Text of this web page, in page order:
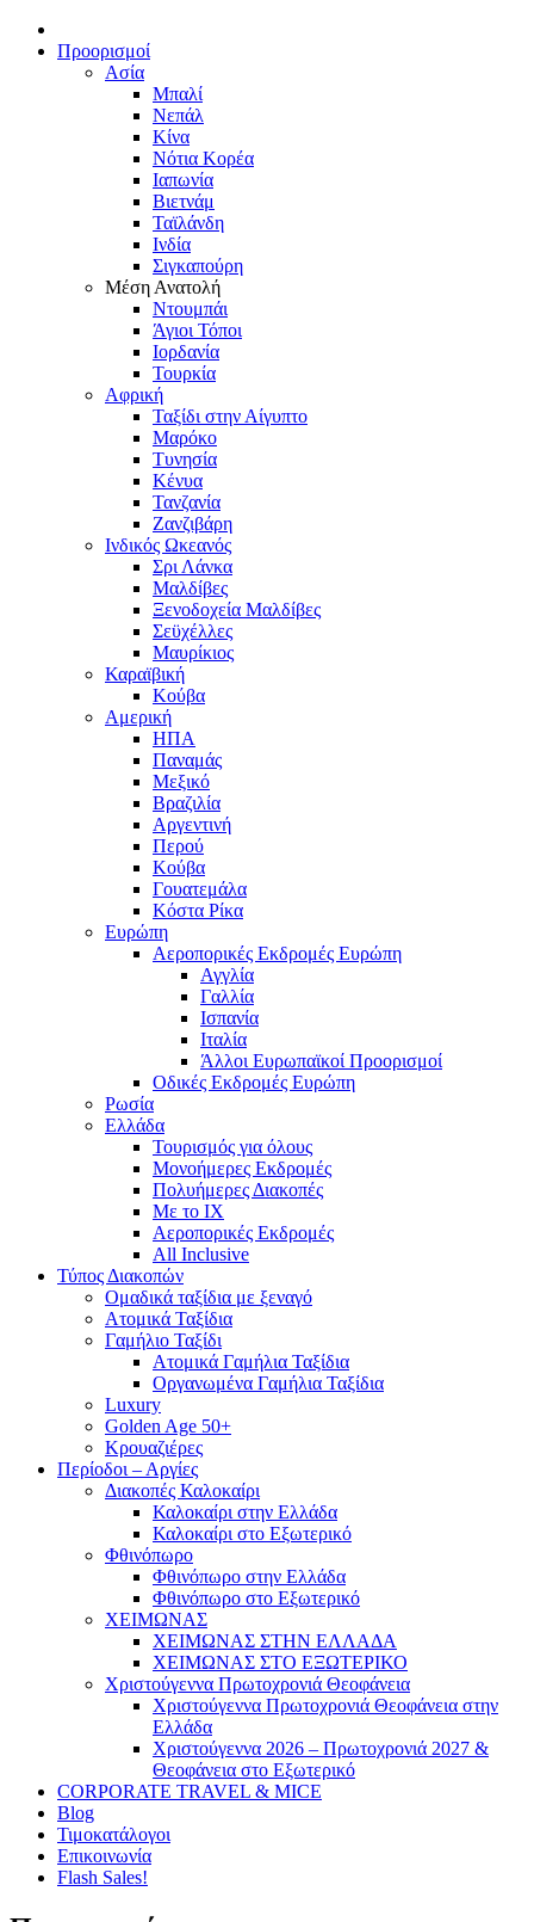
Προορισμοί
Ασία
Μπαλί
Νεπάλ
Κίνα
Νότια Κορέα
Ιαπωνία
Βιετνάμ
Ταϊλάνδη
Ινδία
Σιγκαπούρη
Μέση Ανατολή
Ντουμπάι
Άγιοι Τόποι
Ιορδανία
Τουρκία
Αφρική
Ταξίδι στην Αίγυπτο
Μαρόκο
Τυνησία
Κένυα
Τανζανία
Ζανζιβάρη
Ινδικός Ωκεανός
Σρι Λάνκα
Μαλδίβες
Ξενοδοχεία Μαλδίβες
Σεϋχέλλες
Μαυρίκιος
Καραϊβική
Κούβα
Αμερική
ΗΠΑ
Παναμάς
Μεξικό
Βραζιλία
Αργεντινή
Περού
Κούβα
Γουατεμάλα
Κόστα Ρίκα
Ευρώπη
Αεροπορικές Εκδρομές Ευρώπη
Αγγλία
Γαλλία
Ισπανία
Ιταλία
Άλλοι Ευρωπαϊκοί Προορισμοί
Οδικές Εκδρομές Ευρώπη
Ρωσία
Ελλάδα
Τουρισμός για όλους
Mονοήμερες Εκδρομές
Πολυήμερες Διακοπές
Με το ΙΧ
Αεροπορικές Εκδρομές
All Inclusive
Τύπος Διακοπών
Ομαδικά ταξίδια με ξεναγό
Ατομικά Ταξίδια
Γαμήλιο Ταξίδι
Ατομικά Γαμήλια Ταξίδια
Οργανωμένα Γαμήλια Ταξίδια
Luxury
Golden Age 50+
Κρουαζιέρες
Περίοδοι – Αργίες
Διακοπές Καλοκαίρι
Καλοκαίρι στην Ελλάδα
Καλοκαίρι στο Εξωτερικό
Φθινόπωρο
Φθινόπωρο στην Ελλάδα
Φθινόπωρο στο Εξωτερικό
ΧΕΙΜΩΝΑΣ
ΧΕΙΜΩΝΑΣ ΣΤΗΝ ΕΛΛΑΔΑ
ΧΕΙΜΩΝΑΣ ΣΤΟ ΕΞΩΤΕΡΙΚΟ
Χριστούγεννα Πρωτοχρονιά Θεοφάνεια
Χριστούγεννα Πρωτοχρονιά Θεοφάνεια στην
Ελλάδα
Χριστούγεννα 2026 – Πρωτοχρονιά 2027 &
Θεοφάνεια στο Εξωτερικό
CORPORATE TRAVEL & MICE
Blog
Τιμοκατάλογοι
Επικοινωνία
Flash Sales!